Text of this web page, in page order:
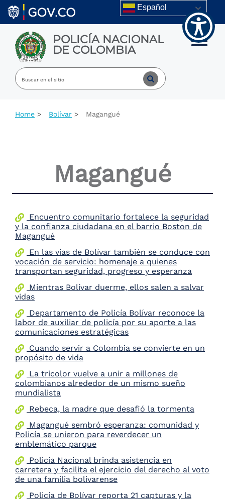
Welcome
All
Accessibility
screen
reader.
shortcut
activates
reader
navigate
interact
content.
Skip to main content Español
POLICÍA NACIONAL
DE COLOMBIA Toggle
Home Bolívar Magangué
Magangué
Encuentro comunitario fortalece la seguridad
y la confianza ciudadana en el barrio Boston de
Magangué
En las vías de Bolívar también se conduce con
vocación de servicio: homenaje a quienes
transportan seguridad, progreso y esperanza
Mientras Bolívar duerme, ellos salen a salvar
vidas
Departamento de Policía Bolívar reconoce la
labor de auxiliar de policía por su aporte a las
comunicaciones estratégicas
Cuando servir a Colombia se convierte en un
propósito de vida
La tricolor vuelve a unir a millones de
colombianos alrededor de un mismo sueño
mundialista
Rebeca, la madre que desafió la tormenta
Magangué sembró esperanza: comunidad y
Policía se unieron para reverdecer un
emblemático parque
Policía Nacional brinda asistencia en
carretera y facilita el ejercicio del derecho al voto
de una familia bolivarense
Policía de Bolívar reporta 21 capturas y la